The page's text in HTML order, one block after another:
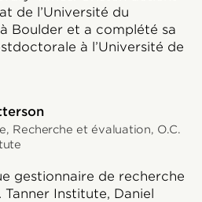
de l’Université du
Boulder et a complété sa
à l’Université de
Recherche et évaluation, O.C.
gestionnaire de recherche
Tanner Institute, Daniel